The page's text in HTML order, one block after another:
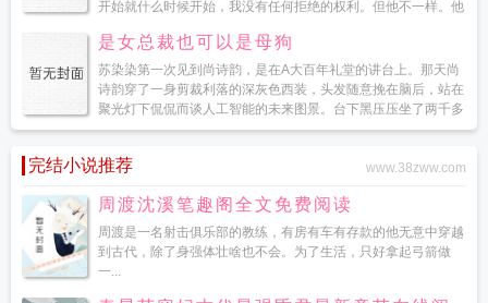
开始就什么时候开始，我没有任何拒绝的权利。但他不一样。他
是女总裁也可以是母狗
苏染染第一次见到尚诗韵，是在A大百年礼堂的讲台上。那天尚
诗韵穿了一身剪裁利落的深灰色西装，头发随意挽在脑后，站在
聚光灯下侃侃而谈人工智能的未来图景。台下黑压压坐了两千多
个学生，苏染染坐在第三排靠走道的位置，从尚诗韵上台的那一
完结小说推荐 www.38zww.com
周渡沈溪笔趣阁全文免费阅读
周渡是一名射击俱乐部的教练，有房有车有存款的他无意中穿越
到古代，除了身强体壮啥也不会。为了生活，只好拿起弓箭做
一...